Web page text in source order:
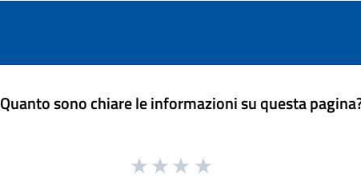
Quanto sono chiare le informazioni su questa